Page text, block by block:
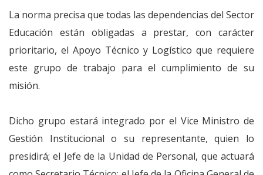
La norma precisa que todas las dependencias del Sector
Educación están obligadas a prestar, con carácter
prioritario, el Apoyo Técnico y Logístico que requiere
este grupo de trabajo para el cumplimiento de su
misión.
Dicho grupo estará integrado por el Vice Ministro de
Gestión Institucional o su representante, quien lo
presidirá; el Jefe de la Unidad de Personal, que actuará